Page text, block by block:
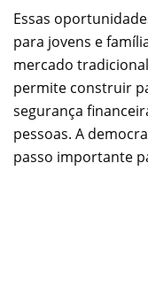
Essas
para jovens e
mercado
permite construir
segurança
pessoas. A
passo importante